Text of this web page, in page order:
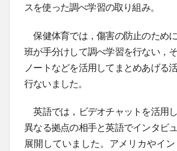
スを使った調べ学習の取り組み。
保健体育では，傷害の防止のため
班が手分けして調べ学習を行ない，
ノートなどを活用してまとめあげる
行ないました。
英語では，ビデオチャットを活用
異なる拠点の相手と英語でインタビ
展開していました。アメリカやイ